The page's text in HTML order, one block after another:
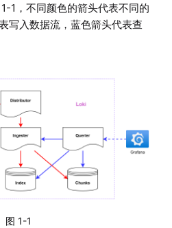
1，不同颜色的箭头代表不同的
写入数据流，蓝色箭头代表查
图 1-1